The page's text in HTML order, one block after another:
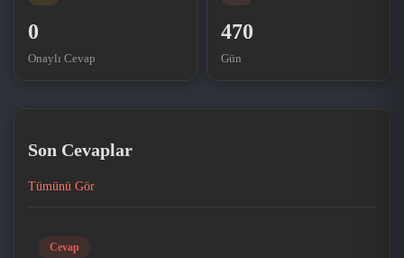
0
Onaylı Cevap
470
Gün
Son Cevaplar
Tümünü Gör
Cevap